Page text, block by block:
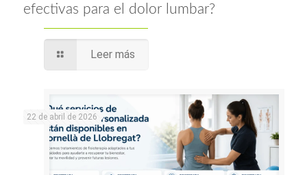
efectivas para el dolor lumbar?
Leer más
22 de abril de 2026